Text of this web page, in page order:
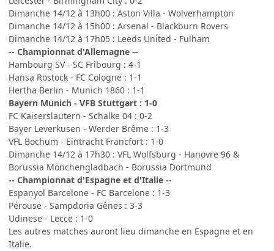
Dimanche 14/12 à 13h00 : Aston Villa - Wolverhampton
Dimanche 14/12 à 15h00 : Arsenal - Blackburn Rovers
Dimanche 14/12 à 17h05 : Leeds United - Fulham
-- Championnat d'Allemagne --
Hambourg SV - SC Fribourg : 4-1
Hansa Rostock - FC Cologne : 1-1
Hertha Berlin - Munich 1860 : 1-1
Bayern Munich - VFB Stuttgart : 1-0
FC Kaiserslautern - Schalke 04 : 0-2
Bayer Leverkusen - Werder Brême : 1-3
VFL Bochum - Eintracht Francfort : 1-0
Dimanche 14/12 à 17h30 : VFL Wolfsburg - Hanovre 96 &
Borussia Mönchengladbach - Borussia Dortmund
-- Championnat d'Espagne et d'Italie --
Espanyol Barcelone - FC Barcelone : 1-3
Pérouse - Sampdoria Gênes : 3-3
Udinese - Lecce : 1-0
Les autres matches auront lieu dimanche en Espagne et en
Italie.